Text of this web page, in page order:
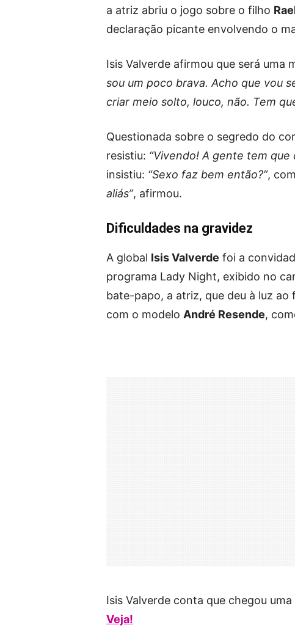
a atriz abriu o jogo sobre o filho
declaração picante envolvendo o
Isis Valverde afirmou que será uma
sou um poco brava. Acho que vou
criar meio solto, louco, não. Tem
Questionada sobre o segredo do
resistiu: “Vivendo! A gente tem
insistiu: “Sexo faz bem então?”,
aliás”, afirmou.
Dificuldades na gravidez
A global Isis Valverde foi a
programa Lady Night, exibido no
bate-papo, a atriz, que deu à luz ao
com o modelo André Resende,
Isis Valverde conta que chegou
Veja!